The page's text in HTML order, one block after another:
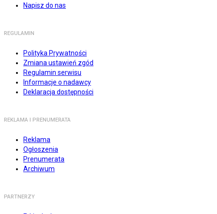
Napisz do nas
REGULAMIN
Polityka Prywatności
Zmiana ustawień zgód
Regulamin serwisu
Informacje o nadawcy
Deklaracja dostępności
REKLAMA I PRENUMERATA
Reklama
Ogłoszenia
Prenumerata
Archiwum
PARTNERZY